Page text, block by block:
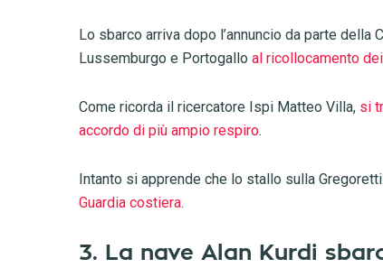
Lo sbarco arriva dopo l’annuncio da parte della
Lussemburgo e Portogallo al ricollocamento
Come ricorda il ricercatore Ispi Matteo Villa, si
accordo di più ampio respiro.
Intanto si apprende che lo stallo sulla Gregoretti
Guardia costiera.
3. La nave Alan Kurdi